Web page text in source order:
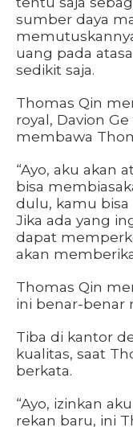
sumber daya
uang pada
sedikit saja.
Thomas Qin
royal, Davion
membawa
“Ayo, aku akan
bisa
dulu, kamu bisa
Jika ada yang
dapat
akan
Thomas Qin
ini benar-benar
Tiba di kantor
kualitas, saat
berkata.
“Ayo, izinkan
rekan baru, ini